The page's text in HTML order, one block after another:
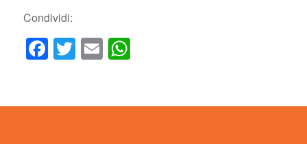
Condividi:
Facebook
Twitter
EmailWhatsApp